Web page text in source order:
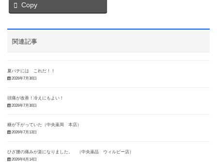
Copy
関連記事
夏バテには これだ！！
2026年7月30日
頭痛が改善！冷えにもよい！
2026年7月30日
糖が下がっていた（中央薬局 本店）
2026年7月13日
ひざ腰の痛みが楽になりました。 （中央薬品 ウィルビー店）
2026年6月14日